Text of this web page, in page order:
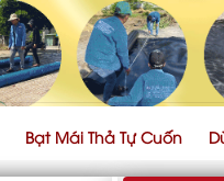
Bạt Mái Thả Tự Cuốn